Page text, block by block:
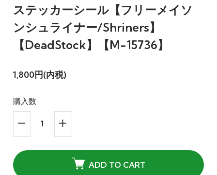
ステッカーシール【フリーメイソ
ンシュライナー/Shriners】
【DeadStock】【M-15736】
1,800円(内税)
購入数
ADD TO CART